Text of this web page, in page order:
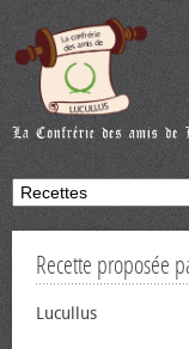
Recette proposée
Lucullus